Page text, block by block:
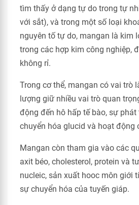
tìm thấy ở dạng tự do trong tự
với sắt), và trong một số loại
nguyên tố tự do, mangan là kim
trong các hợp kim công nghiệp,
không rỉ.
Trong cơ thể, mangan có vai trò
lượng giữ nhiều vai trò quan
động đến hô hấp tế bào, sự
chuyển hóa glucid và hoạt động
Mangan còn tham gia vào các
axit béo, cholesterol, protein và
nucleic, sản xuất hooc môn giới
sự chuyển hóa của tuyến giáp.